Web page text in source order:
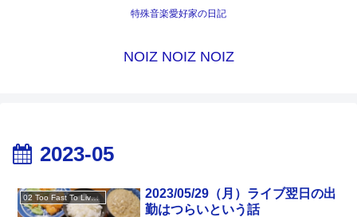
特殊音楽愛好家の日記
NOIZ NOIZ NOIZ
2023-05
02 Too Fast To Live Too Young To Die
2023/05/29（月）ライブ翌日の出
勤はつらいという話